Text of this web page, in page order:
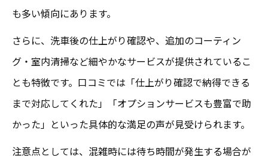
手洗洗車による成田市の光る仕上がりとそ
の評価
由
も多い傾向にあります。
さらに、洗車後の仕上がり確認や、追加のコーティン
グ・室内清掃など細やかなサービスが提供されているこ
とも特徴です。口コミでは「仕上がり確認で納得できる
まで対応してくれた」「オプションサービスも豊富で助
かった」といった具体的な満足の声が見受けられます。
注意点としては、混雑時には待ち時間が発生する場合が